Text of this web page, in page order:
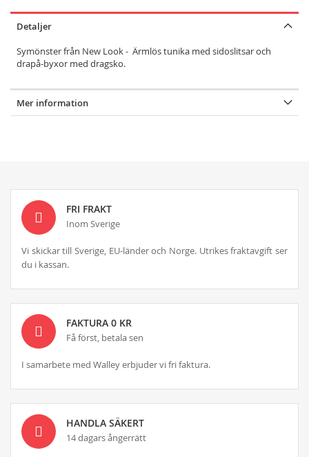
Detaljer
Symönster från New Look - Ärmlös tunika med sidoslitsar och
drapå-byxor med dragsko.
Mer information
FRI FRAKT
Inom Sverige
Vi skickar till Sverige, EU-länder och Norge. Utrikes fraktavgift ser
du i kassan.
FAKTURA 0 KR
Få först, betala sen
I samarbete med Walley erbjuder vi fri faktura.
HANDLA SÄKERT
14 dagars ångerrätt